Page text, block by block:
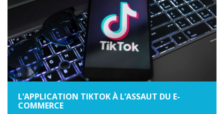
L’APPLICATION TIKTOK À L’ASSAUT DU E-
COMMERCE